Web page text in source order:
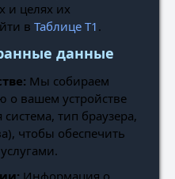
и целях их
в Таблице Т1 .
данные
Мы собираем
о вашем устройстве
тип браузера,
чтобы обеспечить
Информация о